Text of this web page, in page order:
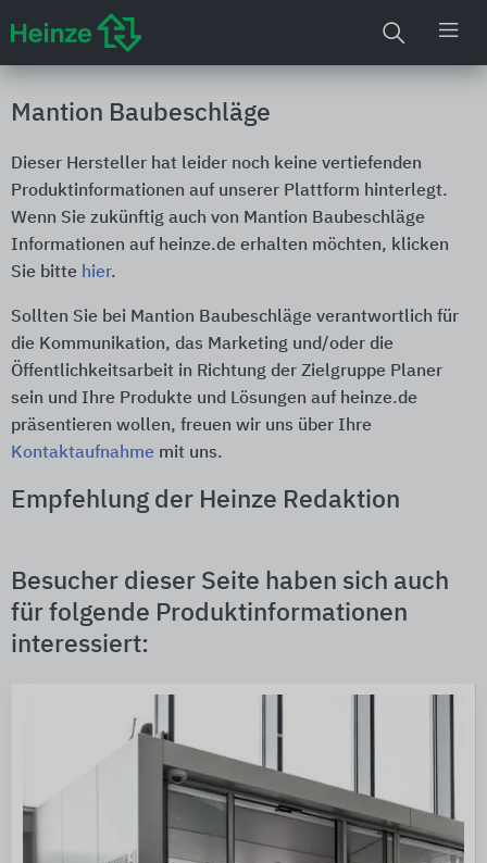
Mantion Baubeschläge
Dieser Hersteller hat leider noch keine vertiefenden
Produktinformationen auf unserer Plattform hinterlegt.
Wenn Sie zukünftig auch von Mantion Baubeschläge
Informationen auf heinze.de erhalten möchten, klicken
Sie bitte hier.
Sollten Sie bei Mantion Baubeschläge verantwortlich für
die Kommunikation, das Marketing und/oder die
Öffentlichkeitsarbeit in Richtung der Zielgruppe Planer
sein und Ihre Produkte und Lösungen auf heinze.de
präsentieren wollen, freuen wir uns über Ihre
Kontaktaufnahme mit uns.
Empfehlung der Heinze Redaktion
Besucher dieser Seite haben sich auch
für folgende Produktinformationen
interessiert: